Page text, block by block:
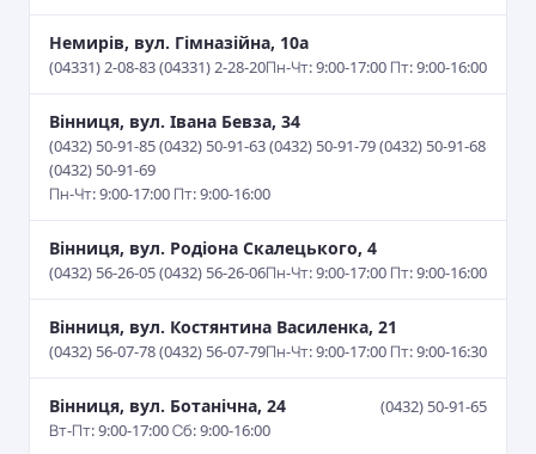
Немирів, вул. Гімназійна, 10а
(04331) 2-08-83 (04331) 2-28-20Пн-Чт: 9:00-17:00 Пт: 9:00-16:00
Вінниця, вул. Івана Бевза, 34
(0432) 50-91-85 (0432) 50-91-63 (0432) 50-91-79 (0432) 50-91-68
(0432) 50-91-69
Пн-Чт: 9:00-17:00 Пт: 9:00-16:00
Вінниця, вул. Родіона Скалецького, 4
(0432) 56-26-05 (0432) 56-26-06Пн-Чт: 9:00-17:00 Пт: 9:00-16:00
Вінниця, вул. Костянтина Василенка, 21
(0432) 56-07-78 (0432) 56-07-79Пн-Чт: 9:00-17:00 Пт: 9:00-16:30
Вінниця, вул. Ботанічна, 24
(0432) 50-91-65
Вт-Пт: 9:00-17:00 Сб: 9:00-16:00